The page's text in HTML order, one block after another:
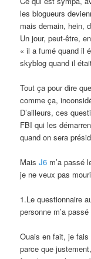
les blogueurs
mais demain, hein,
Un jour, peut-être,
« il a fumé quand il
skyblog quand il
Tout ça pour dire
comme ça,
D’ailleurs, ces
FBI qui les
quand on sera
MaisJ6 m’a passé
je ne veux pas
1.Le questionnaire
personne m’a
Ouais en fait, je
parce que